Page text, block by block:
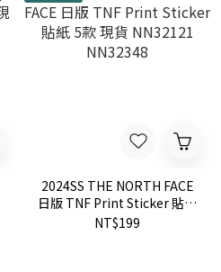
2024SS THE NORTH FACE
日版 TNF Print Sticker 貼紙
5款 現貨 NN32121
NT$199